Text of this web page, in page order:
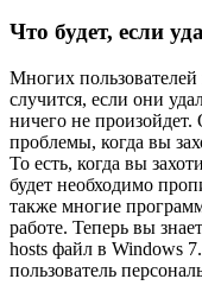
Что будет, если
Многих пользователей
случится, если они
ничего не
проблемы, когда вы
То есть, когда вы
будет необходимо
также многие
работе. Теперь вы
hosts файл в Windows
пользователь